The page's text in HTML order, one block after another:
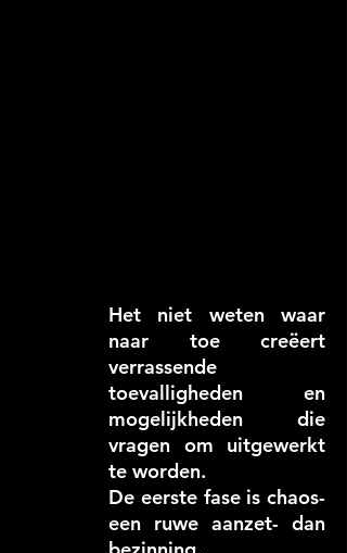
Het niet weten waar
naar toe creëert
verrassende
toevalligheden en
mogelijkheden die
vragen om uitgewerkt
te worden.
De eerste fase is chaos-
een ruwe aanzet- dan